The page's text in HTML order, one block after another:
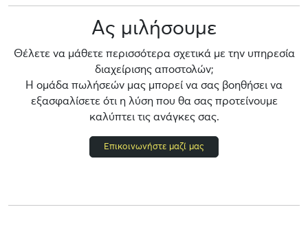
Ας μιλήσουμε
Θέλετε να μάθετε περισσότερα σχετικά με την υπηρεσία
διαχείρισης αποστολών;
Η ομάδα πωλήσεών μας μπορεί να σας βοηθήσει να
εξασφαλίσετε ότι η λύση που θα σας προτείνουμε
καλύπτει τις ανάγκες σας.
Επικοινωνήστε μαζί μας